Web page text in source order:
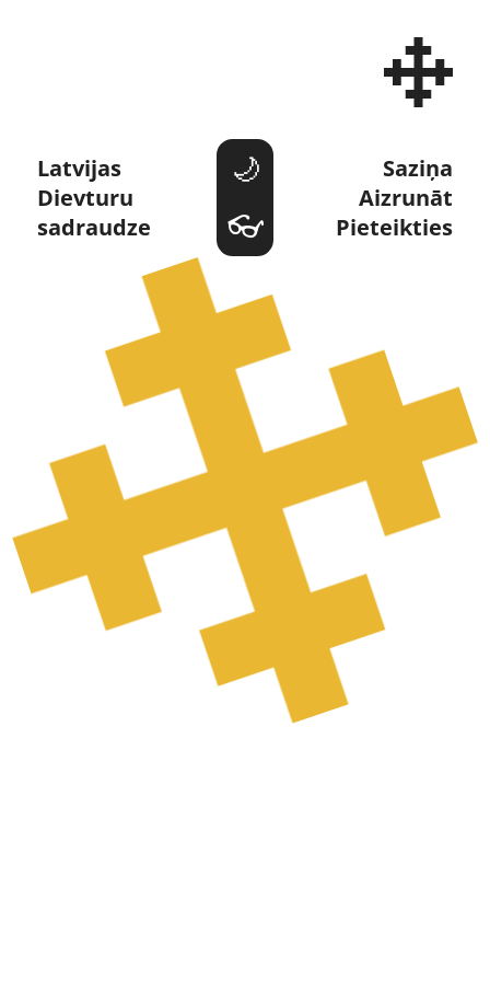
Dievturi un Dievturība
Latvijas
Dievturu
sadraudze
Saziņa
Aizrunāt
Pieteikties